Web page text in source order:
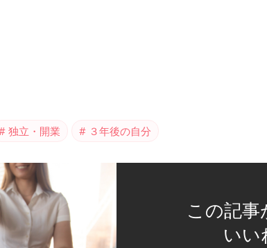
独立・開業 ３年後の自分
この記事
いい